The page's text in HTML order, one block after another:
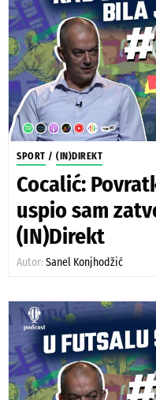
SPORT / (IN)DIREKT
Cocalić:
uspio sam
(IN)Direkt
Autor: Sanel Konjhodžić